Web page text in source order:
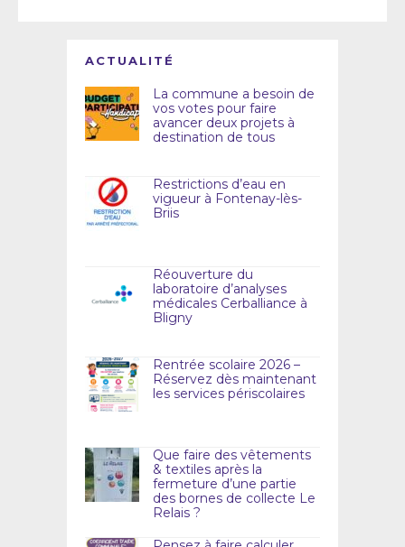
ACTUALITÉ
La commune a besoin de
vos votes pour faire
avancer deux projets à
destination de tous
Restrictions d’eau en
vigueur à Fontenay-lès-
Briis
Réouverture du
laboratoire d’analyses
médicales Cerballiance à
Bligny
Rentrée scolaire 2026 –
Réservez dès maintenant
les services périscolaires
Que faire des vêtements
& textiles après la
fermeture d’une partie
des bornes de collecte Le
Relais ?